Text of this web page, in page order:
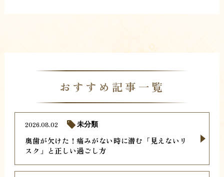
おすすめ記事一覧
奥歯が欠けた！痛みがない時に潜む「見えないリ
スク」と正しい過ごし方
2026.08.02 未分類